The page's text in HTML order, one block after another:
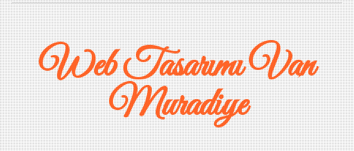
Web Tasarımı Van
Muradiye